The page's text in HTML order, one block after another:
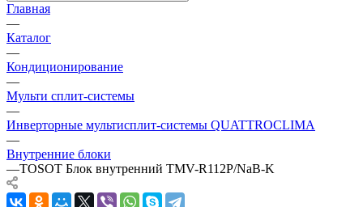
Главная
—
Каталог
—
Кондиционирование
—
Мульти сплит-системы
—
Инверторные мультисплит-системы QUATTROCLIMA
—
Внутренние блоки
—TOSOT Блок внутренний TMV-R112P/NaB-K